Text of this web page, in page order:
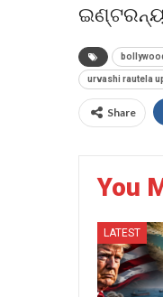
urvashi rautela
Share
You
LATEST